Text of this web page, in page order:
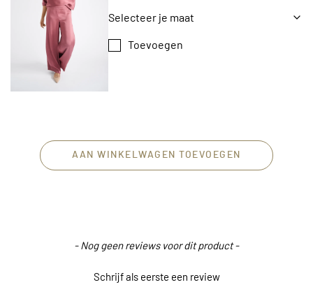
Selecteer je maat
Toevoegen
AAN WINKELWAGEN TOEVOEGEN
- Nog geen reviews voor dit product -
Schrijf als eerste een review
New content loaded